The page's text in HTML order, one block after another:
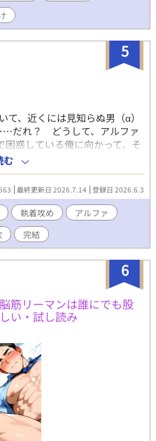
5
、近くには見知らぬ男（α）
…だれ？ どうして、アルファ
惑している俺に向かって、そ
は最低のクズだ……』 と全身全
、その男の瞳にはボロボロと
編小説で送る各キャラクター
徐々にわかる物語。 花園 理
覚めると記憶を無くしてい
かった。 ------ ※地雷が心配
つ挙げるんでそれ見たあとの
！ なろう（ムーンライト）の
てます。 おすすめはしないで
で。 -------- これは作者のbl作
ムーンライト先行で投稿して行
完結しております。 もしよろ
ってしまった』 こちらの方も
む
最終更新日 2026.7.14 登録日 2026.6.3
執着攻め
アルファ
完結
6
筋リーマンは誰にでも股
い・試し読み